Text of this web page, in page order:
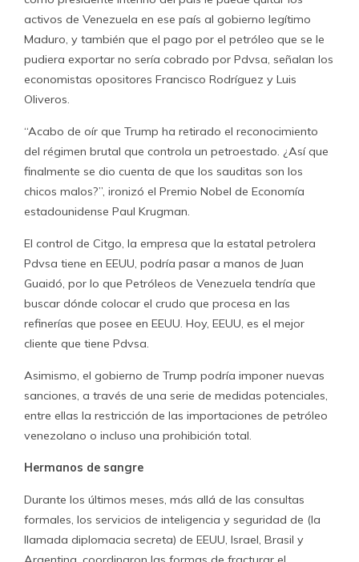
activos de Venezuela en ese país al gobierno legítimo
Maduro, y también que el pago por el petróleo que se le
pudiera exportar no sería cobrado por Pdvsa, señalan los
economistas opositores Francisco Rodríguez y Luis
Oliveros.
“Acabo de oír que Trump ha retirado el reconocimiento
del régimen brutal que controla un petroestado. ¿Así que
finalmente se dio cuenta de que los sauditas son los
chicos malos?”, ironizó el Premio Nobel de Economía
estadounidense Paul Krugman.
El control de Citgo, la empresa que la estatal petrolera
Pdvsa tiene en EEUU, podría pasar a manos de Juan
Guaidó, por lo que Petróleos de Venezuela tendría que
buscar dónde colocar el crudo que procesa en las
refinerías que posee en EEUU. Hoy, EEUU, es el mejor
cliente que tiene Pdvsa.
Asimismo, el gobierno de Trump podría imponer nuevas
sanciones, a través de una serie de medidas potenciales,
entre ellas la restricción de las importaciones de petróleo
venezolano o incluso una prohibición total.
Hermanos de sangre
Durante los últimos meses, más allá de las consultas
formales, los servicios de inteligencia y seguridad de (la
llamada diplomacia secreta) de EEUU, Israel, Brasil y